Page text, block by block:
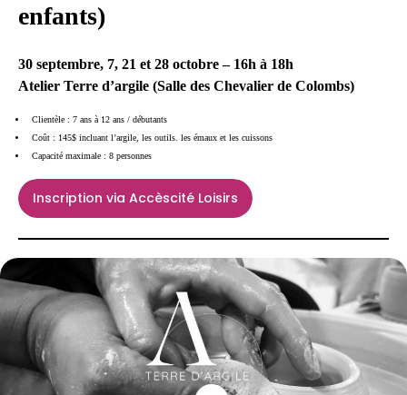
enfants)
30 septembre, 7, 21 et 28 octobre – 16h à 18h
Atelier Terre d’argile (Salle des Chevalier de Colombs)
Clientèle : 7 ans à 12 ans / débutants
Coût : 145$ incluant l’argile, les outils. les émaux et les cuissons
Capacité maximale : 8 personnes
Inscription via Accèscité Loisirs